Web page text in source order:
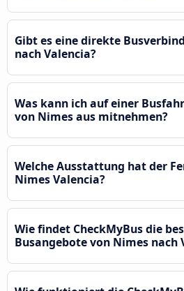
Gibt es eine direkte
nach Valencia?
Was kann ich auf einer
von Nimes aus mitnehmen?
Welche Ausstattung hat der
Nimes Valencia?
Wie findet CheckMyBus die
Busangebote von Nimes nach